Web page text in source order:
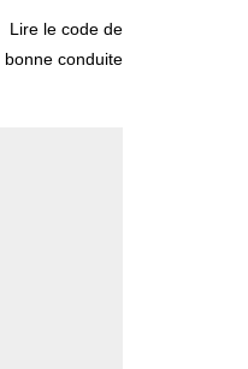
Lire le code de
bonne conduite